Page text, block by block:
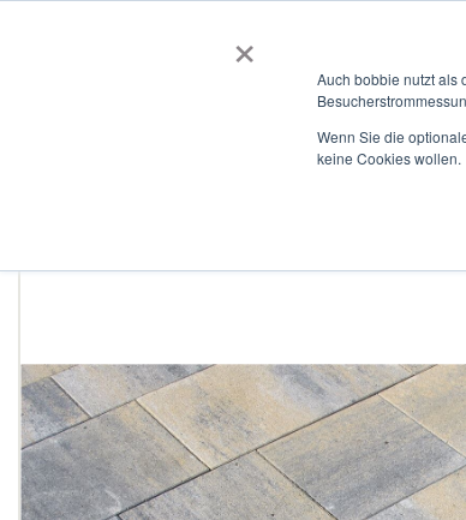
×
Auch bobbie nutzt als
Wenn Sie die
keine Cookies wollen.
BOBBIEVERSUM
Ende